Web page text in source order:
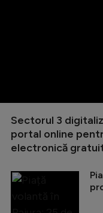
Sectorul 3
portal online
electronică